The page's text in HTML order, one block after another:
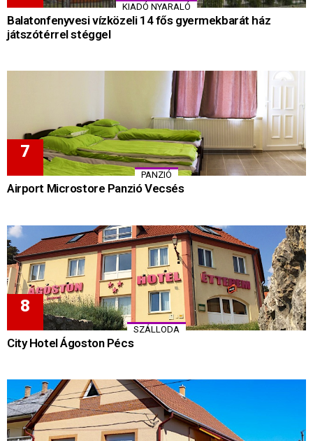
KIADÓ NYARALÓ
Balatonfenyvesi vízközeli 14 fős gyermekbarát ház
játszótérrel stéggel
PANZIÓ
Airport Microstore Panzió Vecsés
SZÁLLODA
City Hotel Ágoston Pécs